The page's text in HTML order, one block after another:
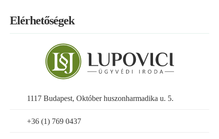
Elérhetőségek
1117 Budapest, Október huszonharmadika u. 5.
+36 (1) 769 0437